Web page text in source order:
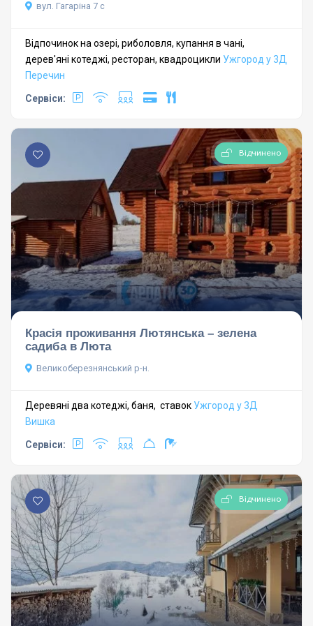
вул. Гагаріна 7 с
Відпочинок на озері, риболовля, купання в чані,
дерев'яні котеджі, ресторан, квадроцикли Ужгород у 3Д
Перечин
Сервіси:
Відчинено
Красія проживання Лютянська – зелена
садиба в Люта
Великоберезнянський р-н.
Деревяні два котеджі, баня, ставок Ужгород у 3Д
Вишка
Сервіси:
Відчинено